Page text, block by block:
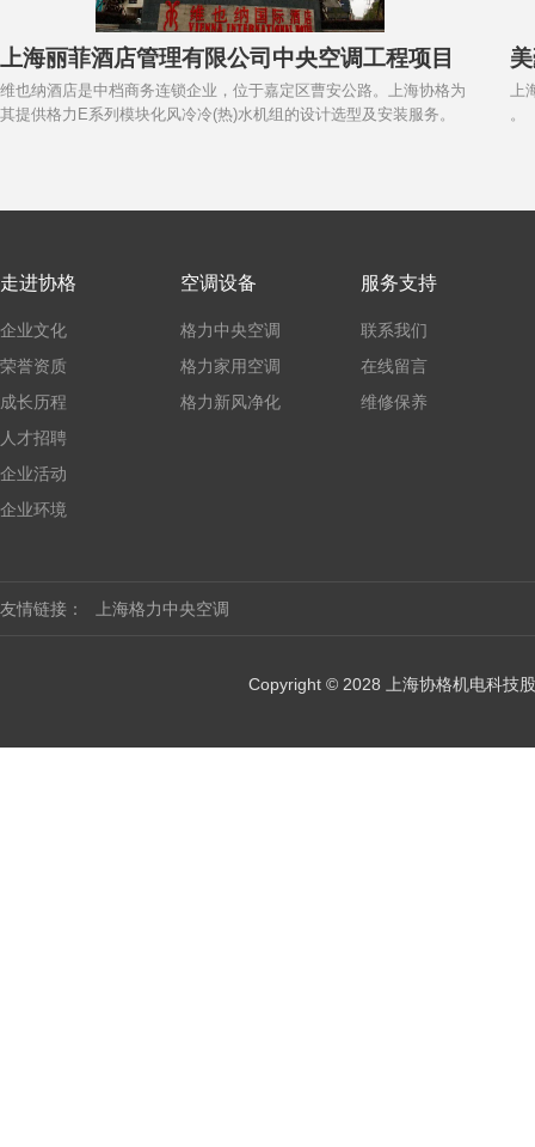
上海丽菲酒店管理有限公司中央空调工程项目
维也纳酒店是中档商务连锁企业，位于嘉定区曹安公路。上海协格为
其提供格力E系列模块化风冷冷(热)水机组的设计选型及安装服务。
。
走进协格
企业文化
荣誉资质
成长历程
人才招聘
企业活动
企业环境
空调设备
格力中央空调
格力家用空调
格力新风净化
服务支持
联系我们
在线留言
维修保养
友情链接： 上海格力中央空调
Copyright © 2028 上海协格机电科技